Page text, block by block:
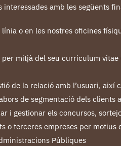
amb les següents
o en les nostres oficines
mitjà del seu curriculum
de la relació amb l’usuari,
de segmentació dels
i gestionar els concursos,
o terceres empreses per
Públiques